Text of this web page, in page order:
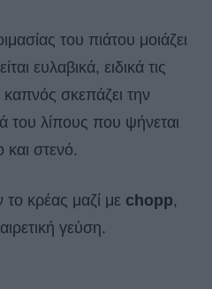
του πιάτου μοιάζει
ευλαβικά, ειδικά τις
σκεπάζει την
του λίπους που ψήνεται
και στενό.
το κρέας μαζί με chopp,
γεύση.